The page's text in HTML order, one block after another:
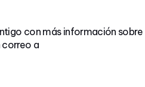
con más información sobre
correo a